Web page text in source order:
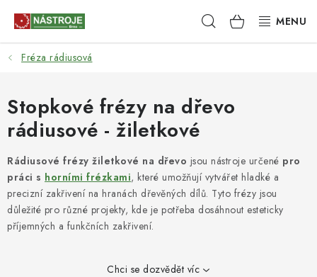
Hledat NÁKUPNÍ
KOŠÍK
NÁSTROJE
AKCE
BRUSIVO
ELEKTRONÁŘADÍ
LEPENÍ A SPOJOVÁNÍ
Fréza rádiusová
Stopkové frézy na dřevo
rádiusové - žiletkové
Rádiusové frézy žiletkové na dřevo jsou nástroje určené pro
práci s horními frézkami, které umožňují vytvářet hladké a
precizní zakřivení na hranách dřevěných dílů. Tyto frézy jsou
důležité pro různé projekty, kde je potřeba dosáhnout esteticky
příjemných a funkčních zakřivení.
Chci se dozvědět víc